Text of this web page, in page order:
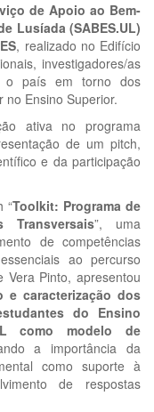
de Apoio ao Bem-
Lusíada (SABES.UL)
, realizado no Edifício
investigadores/as
o país em torno dos
Ensino Superior.
ativa no programa
de um pitch,
e da participação
“Toolkit: Programa de
Transversais”, uma
de competências
ao percurso
Vera Pinto, apresentou
e caracterização dos
do Ensino
como modelo de
a importância da
como suporte à
de respostas